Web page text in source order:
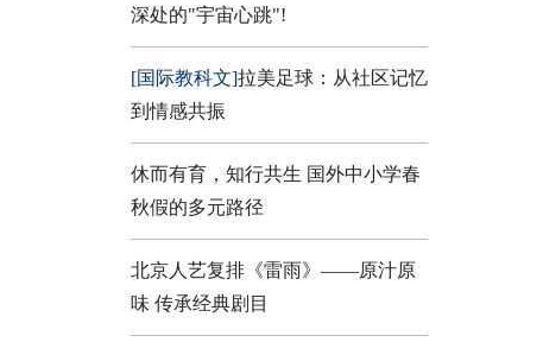
深处的"宇宙心跳"!
[国际教科文]拉美足球：从社区记忆
到情感共振
休而有育，知行共生 国外中小学春
秋假的多元路径
北京人艺复排《雷雨》——原汁原
味 传承经典剧目